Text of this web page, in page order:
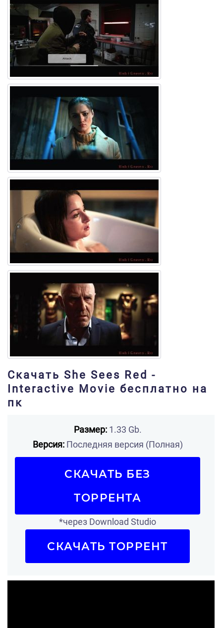
Скачать She Sees Red -
Interactive Movie бесплатно на
пк
Размер:1.33 Gb.
Версия:Последняя версия (Полная)
СКАЧАТЬ БЕЗ
ТОРРЕНТА
*через Download Studio
СКАЧАТЬ ТОРРЕНТ